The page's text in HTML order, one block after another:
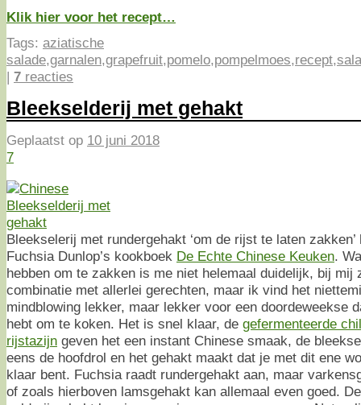
Klik hier voor het recept…
Tags: aziatische
salade,garnalen,grapefruit,pomelo,pompelmoes,recept,
| 7 reacties
Bleekselderij met gehakt
Geplaatst op 10 juni 2018
7
Bleekselerij met rundergehakt ‘om de rijst te laten
Fuchsia Dunlop’s kookboek De Echte Chinese Keuken.
hebben om te zakken is me niet helemaal duidelijk, bij mij
combinatie met allerlei gerechten, maar ik vind het
mindblowing lekker, maar lekker voor een doordeweekse
hebt om te koken. Het is snel klaar, de gefermenteerde
rijstazijn geven het een instant Chinese smaak, de
eens de hoofdrol en het gehakt maakt dat je met dit ene
klaar bent. Fuchsia raadt rundergehakt aan, maar
of zoals hierboven lamsgehakt kan allemaal even goed.